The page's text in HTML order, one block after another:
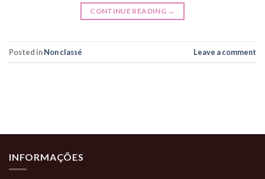
CONTINUE READING →
Posted inNon classé Leave a comment
INFORMAÇÕES